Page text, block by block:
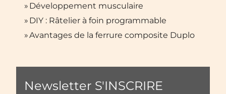
» Développement musculaire
» DIY : Râtelier à foin programmable
»Avantages de la ferrure composite Duplo
Newsletter S'INSCRIRE